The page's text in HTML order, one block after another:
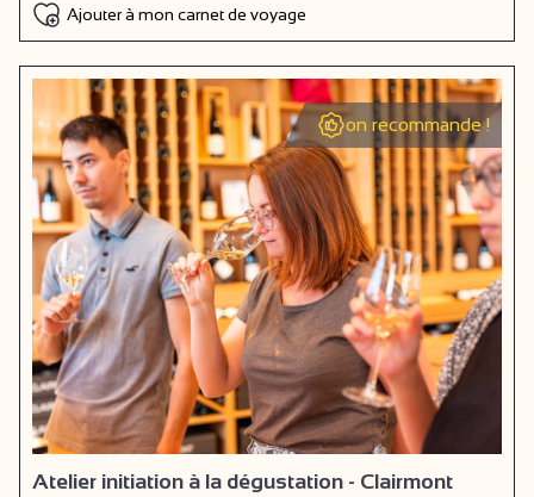
Ajouter à mon carnet de voyage
on recommande !
Atelier initiation à la dégustation - Clairmont